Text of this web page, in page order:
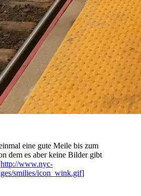
eine gute Meile bis zum
dem es aber keine Bilder gibt
http://www.nyc-
smilies/icon_wink.gif]